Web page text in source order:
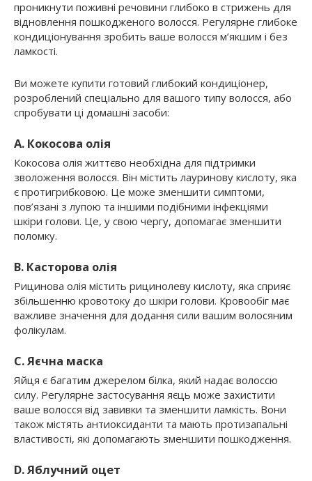
проникнути поживні речовини глибоко в стрижень для
відновлення пошкодженого волосся. Регулярне глибоке
кондиціонування зробить ваше волосся м’якшим і без
ламкості.
Ви можете купити готовий глибокий кондиціонер,
розроблений спеціально для вашого типу волосся, або
спробувати ці домашні засоби:
A. Кокосова олія
Кокосова олія життєво необхідна для підтримки
зволоження волосся. Він містить лауринову кислоту, яка
є протигрибковою. Це може зменшити симптоми,
пов’язані з лупою та іншими подібними інфекціями
шкіри голови. Це, у свою чергу, допомагає зменшити
поломку.
B. Касторова олія
Рицинова олія містить рицинолеву кислоту, яка сприяє
збільшенню кровотоку до шкіри голови. Кровообіг має
важливе значення для додання сили вашим волосяним
фолікулам.
C. Яєчна маска
Яйця є багатим джерелом білка, який надає волоссю
силу. Регулярне застосування яєць може захистити
ваше волосся від завивки та зменшити ламкість. Вони
також містять антиоксиданти та мають протизапальні
властивості, які допомагають зменшити пошкодження.
D. Яблучний оцет